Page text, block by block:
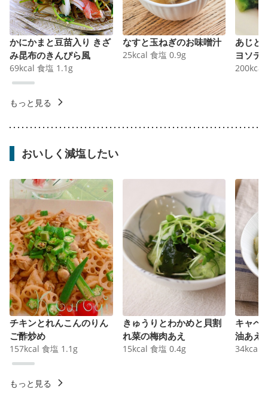
かにかまと豆苗入り きざ
み昆布のきんぴら風
69kcal 食塩 1.1 g
なすと玉ねぎのお味噌汁
25kcal 食塩 0.9g
あじと
ヨソテ
200kcal
もっと見る
おいしく減塩したい
チキンとれんこんのりん
ご酢炒め
157kcal 食塩 1.1 g
きゅうりとわかめと貝割
れ菜の梅肉あえ
15kcal 食塩 0.4g
キャベ
油あえ
34kcal
もっと見る